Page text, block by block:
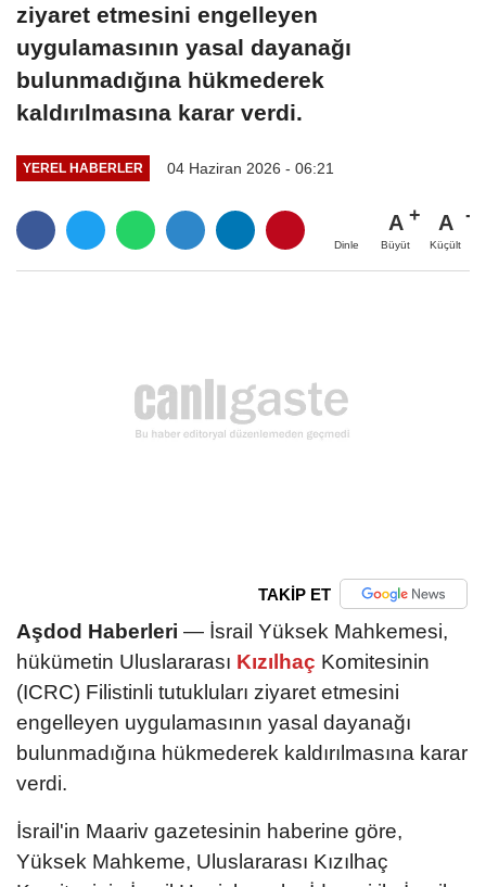
ziyaret etmesini engelleyen
uygulamasının yasal dayanağı
bulunmadığına hükmederek
kaldırılmasına karar verdi.
YEREL HABERLER 04 Haziran 2026 - 06:21
Dinle
A
Büyüt
A
Küçült
TAKİP ET
Aşdod Haberleri — İsrail Yüksek Mahkemesi,
hükümetin Uluslararası Kızılhaç Komitesinin
(ICRC) Filistinli tutukluları ziyaret etmesini
engelleyen uygulamasının yasal dayanağı
bulunmadığına hükmederek kaldırılmasına karar
verdi.
İsrail'in Maariv gazetesinin haberine göre,
Yüksek Mahkeme, Uluslararası Kızılhaç